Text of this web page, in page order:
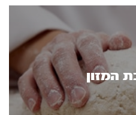
המזון